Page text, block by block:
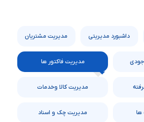
داشبورد مدیریتی مدیریت مشتریان
مدیریت فاکتور ها
مدیریت کالا و‌‌خدمات
مدیریت چک‌ و اسناد